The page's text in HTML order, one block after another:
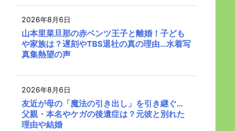
2026年8月6日
山本里菜旦那の赤ベンツ王子と離婚！子ども
や家族は？遅刻やTBS退社の真の理由…水着写
真集熱望の声
2026年8月6日
友近が母の「魔法の引き出し」を引き継ぐ…
父親・本名やケガの後遺症は？元彼と別れた
理由や結婚